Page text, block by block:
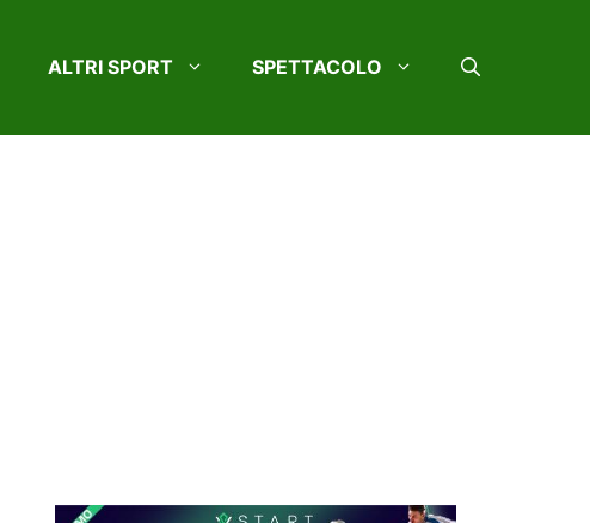
ALTRI SPORT SPETTACOLO